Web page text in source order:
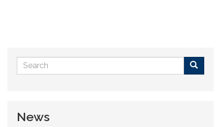
Search
form
News